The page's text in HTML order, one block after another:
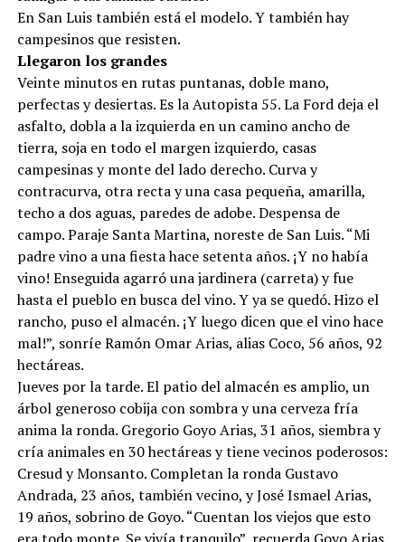
En San Luis también está el modelo. Y también hay
campesinos que resisten.
Llegaron los grandes
Veinte minutos en rutas puntanas, doble mano,
perfectas y desiertas. Es la Autopista 55. La Ford deja el
asfalto, dobla a la izquierda en un camino ancho de
tierra, soja en todo el margen izquierdo, casas
campesinas y monte del lado derecho. Curva y
contracurva, otra recta y una casa pequeña, amarilla,
techo a dos aguas, paredes de adobe. Despensa de
campo. Paraje Santa Martina, noreste de San Luis. “Mi
padre vino a una fiesta hace setenta años. ¡Y no había
vino! Enseguida agarró una jardinera (carreta) y fue
hasta el pueblo en busca del vino. Y ya se quedó. Hizo el
rancho, puso el almacén. ¡Y luego dicen que el vino hace
mal!”, sonríe Ramón Omar Arias, alias Coco, 56 años, 92
hectáreas.
Jueves por la tarde. El patio del almacén es amplio, un
árbol generoso cobija con sombra y una cerveza fría
anima la ronda. Gregorio Goyo Arias, 31 años, siembra y
cría animales en 30 hectáreas y tiene vecinos poderosos:
Cresud y Monsanto. Completan la ronda Gustavo
Andrada, 23 años, también vecino, y José Ismael Arias,
19 años, sobrino de Goyo. “Cuentan los viejos que esto